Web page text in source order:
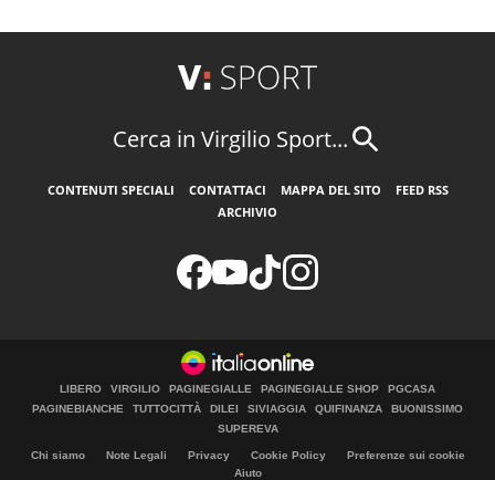
Cerca in Virgilio Sport...
CONTENUTI SPECIALI CONTATTACI MAPPA DEL SITO
FEED RSS
ARCHIVIO
LIBERO VIRGILIO PAGINEGIALLE PAGINEGIALLE SHOP
PGCASA
PAGINEBIANCHE
TUTTOCITTÀ DILEI SIVIAGGIA QUIFINANZA
BUONISSIMO
SUPEREVA
Chi siamo Note Legali Privacy Cookie Policy
Preferenze sui cookie
Aiuto